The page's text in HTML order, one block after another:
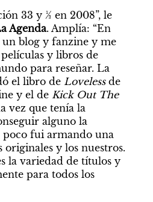
33 y ⅓ en 2008”, le
Agenda. Amplía: “En
un blog y fanzine y me
y libros de
para reseñar. La
el libro de Loveless de
y el de Kick Out The
vez que tenía la
alguno la
poco fui armando una
originales y los nuestros.
la variedad de títulos y
para todos los